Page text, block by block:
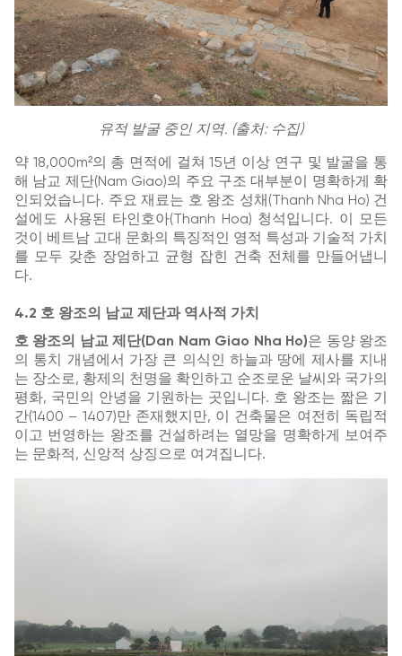
유적 발굴 중인 지역. (출처: 수집)
약 18,000m²의 총 면적에 걸쳐 15년 이상 연구 및 발굴을 통
해 남교 제단(Nam Giao)의 주요 구조 대부분이 명확하게 확
인되었습니다. 주요 재료는 호 왕조 성채(Thanh Nha Ho) 건
설에도 사용된 타인호아(Thanh Hoa) 청석입니다. 이 모든
것이 베트남 고대 문화의 특징적인 영적 특성과 기술적 가치
를 모두 갖춘 장엄하고 균형 잡힌 건축 전체를 만들어냅니
다.
4.2 호 왕조의 남교 제단과 역사적 가치
호 왕조의 남교 제단(Dan Nam Giao Nha Ho)은 동양 왕조
의 통치 개념에서 가장 큰 의식인 하늘과 땅에 제사를 지내
는 장소로, 황제의 천명을 확인하고 순조로운 날씨와 국가의
평화, 국민의 안녕을 기원하는 곳입니다. 호 왕조는 짧은 기
간(1400 – 1407)만 존재했지만, 이 건축물은 여전히 독립적
이고 번영하는 왕조를 건설하려는 열망을 명확하게 보여주
는 문화적, 신앙적 상징으로 여겨집니다.